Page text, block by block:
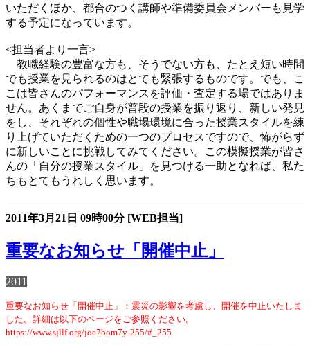
いただくほか、都合のつく講師や準備委員会メンバーも見学
する予定になっています。
<担当者より一言>
教職経験の豊富な方も、そうでない方も、たとえ短い時間
でも授業を見られるのはとても緊張するものです。でも、こ
こは皆さんのパフォーマンスを評価・査定する場ではありま
せん。あくまでご自身が普段の授業を振り返り、新しい発見
をし、それぞれの個性や職場環境に合った授業スタイルを練
り上げていただくための一つのプロセスですので、怖がらず
に新しいことに挑戦してみてください。この模擬授業が皆さ
んの「自分の授業スタイル」を見つける一助となれば、私た
ちもとてもうれしく思います。
2011年3月21日 09時00分 [WEB担当]
重要なお知らせ「開催中止」
2011
重要なお知らせ「開催中止」：震災の影響を考慮し、開催を中止いたしま
した。詳細は以下のページをご参照ください。
https://www.sjllf.org/joe7bom7y-255/#_255